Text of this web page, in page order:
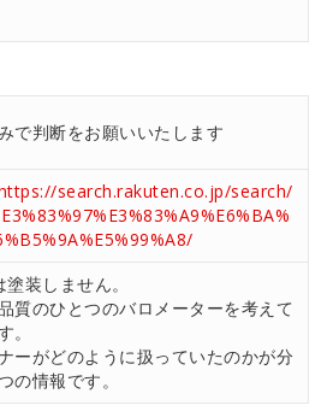
で判断をお願いいたします
search.rakuten.co.jp/search/
装しません。
質のひとつのバロメーターを考えて
。
ーがどのように扱っていたのかが分
の情報です。